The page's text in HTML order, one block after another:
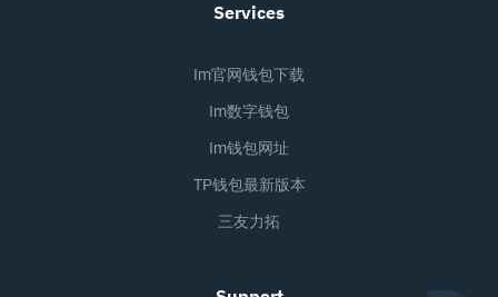
Services
Im官网钱包下载
Im数字钱包
Im钱包网址
TP钱包最新版本
三友力拓